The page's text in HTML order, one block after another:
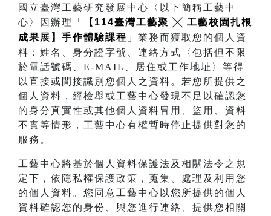
國立臺灣工藝研究發展中心〈以下簡稱工藝中
心〉因辦理
「
【114臺灣工藝聚 ╳ 工藝校園扎根
成果展】手作體驗課程 」 業務而獲取您的個人資
料：姓名、身分證字號、連絡方式〈包括但不限
於電話號碼、E-MAIL、居住或工作地址〉等得
以直接或間接識別您個人之資料。若您所提供之
個人資料，經檢舉或工藝中心發現不足以確認您
的身分真實性或其他個人資料冒用、盜用、資料
不實等情形，工藝中心有權暫時停止提供對您的
服務。
工藝中心將基於個人資料保護法及相關法令之規
定下，依隱私權保護政策，蒐集、處理及利用您
的個人資料。您同意工藝中心以您所提供的個人
資料確認您的身份、與您進行連絡、提供您相關